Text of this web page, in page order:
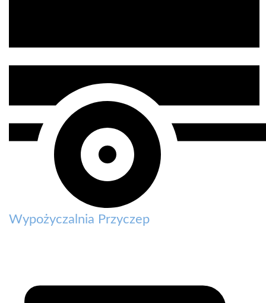
Wypożyczalnia Przyczep